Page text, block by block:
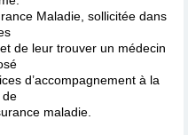
Maladie, sollicitée dans
de leur trouver un médecin
d’accompagnement à la
de
maladie.